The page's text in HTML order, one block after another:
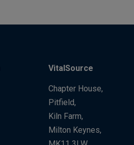
VitalSource
Chapter House,
Pitfield,
Kiln Farm,
Milton Keynes,